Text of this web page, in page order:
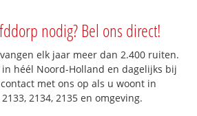
nodig? Bel ons direct!
elk jaar meer dan 2.400 ruiten.
héél Noord-Holland en dagelijks bij
met ons op als u woont in
2134, 2135 en omgeving.